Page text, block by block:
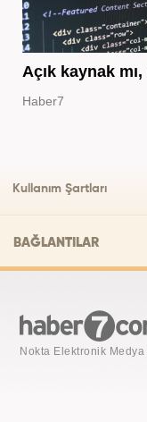
Açık kaynak mı,
Haber7
Kullanım Şartları
BAĞLANTILAR
Nokta Elektronik Medya